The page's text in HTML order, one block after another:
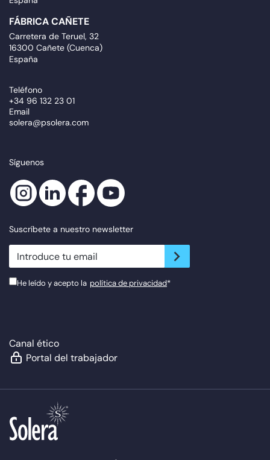
FÁBRICA CAÑETE
Carretera de Teruel, 32
16300 Cañete (Cuenca)
España
Teléfono
+34 96 132 23 01
Email
solera@psolera.com
Síguenos
Suscríbete a nuestro newsletter
newsletter.suscribe
He leído y acepto la política de privacidad*
Canal ético
Portal del trabajador